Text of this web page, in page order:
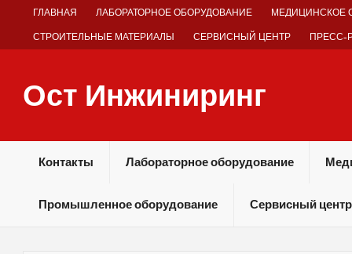
ГЛАВНАЯ ЛАБОРАТОРНОЕ ОБОРУДОВАНИЕ МЕДИЦИНСКОЕ
СТРОИТЕЛЬНЫЕ МАТЕРИАЛЫ СЕРВИСНЫЙ ЦЕНТР ПРЕСС-
Ост Инжиниринг
Контакты Лабораторное оборудование
Промышленное оборудование Сервисный центр